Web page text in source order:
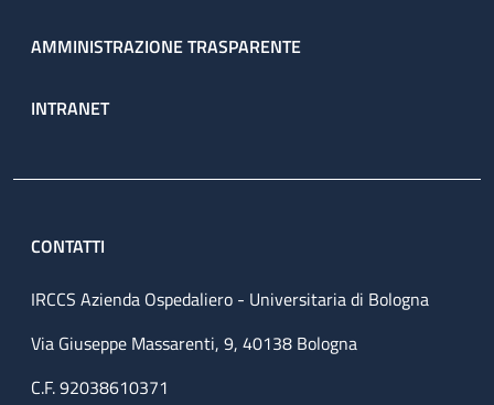
AMMINISTRAZIONE TRASPARENTE
INTRANET
CONTATTI
IRCCS Azienda Ospedaliero - Universitaria di Bologna
Via Giuseppe Massarenti, 9, 40138 Bologna
C.F. 92038610371